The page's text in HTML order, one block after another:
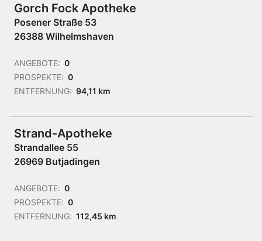
Gorch Fock Apotheke
Posener Straße 53
26388 Wilhelmshaven
ANGEBOTE: 0
PROSPEKTE: 0
ENTFERNUNG: 94,11 km
Strand-Apotheke
Strandallee 55
26969 Butjadingen
ANGEBOTE: 0
PROSPEKTE: 0
ENTFERNUNG: 112,45 km